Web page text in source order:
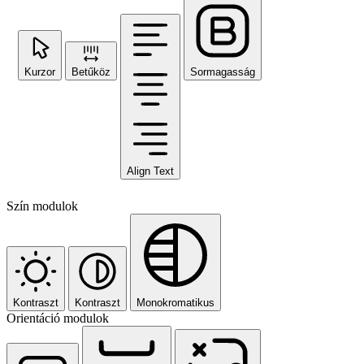
Kurzor Betűköz
Align Text
Sormagasság
Szín modulok
Kontraszt Kontraszt Monokromatikus
Orientáció modulok